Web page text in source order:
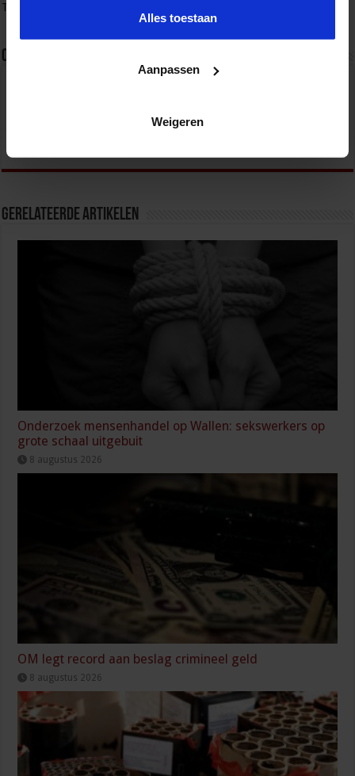
Alles toestaan
Aanpassen
Weigeren
Tags
Over sbo
congressen over o.a. onderwijs, veiligheid, milieu
& RO, zorg, bouw & infra en overheid.
Gerelateerde Artikelen
Onderzoek mensenhandel op Wallen: sekswerkers op
grote schaal uitgebuit
8 augustus 2026
OM legt record aan beslag crimineel geld
8 augustus 2026